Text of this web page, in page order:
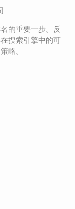
的重要一步。反
搜索引擎中的可
略。